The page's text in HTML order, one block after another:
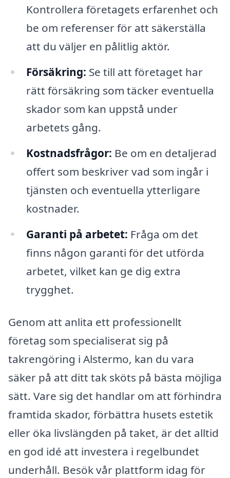
Kontrollera företagets erfarenhet och
be om referenser för att säkerställa
att du väljer en pålitlig aktör.
Försäkring: Se till att företaget har
rätt försäkring som täcker eventuella
skador som kan uppstå under
arbetets gång.
Kostnadsfrågor: Be om en detaljerad
offert som beskriver vad som ingår i
tjänsten och eventuella ytterligare
kostnader.
Garanti på arbetet: Fråga om det
finns någon garanti för det utförda
arbetet, vilket kan ge dig extra
trygghet.
Genom att anlita ett professionellt
företag som specialiserat sig på
takrengöring i Alstermo, kan du vara
säker på att ditt tak sköts på bästa möjliga
sätt. Vare sig det handlar om att förhindra
framtida skador, förbättra husets estetik
eller öka livslängden på taket, är det alltid
en god idé att investera i regelbundet
underhåll. Besök vår plattform idag för